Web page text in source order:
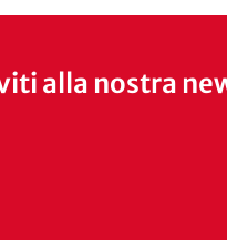
alla nostra